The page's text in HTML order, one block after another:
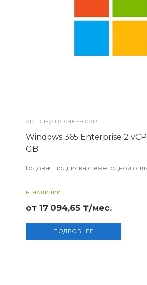
АРТ.CFQ7TTC0HHS9-0013
Windows 365 Enterprise 2
GB
Годовая подписка с ежегодной
В НАЛИЧИИ
от 17 094,65 ₸/мес.
ПОДРОБНЕЕ